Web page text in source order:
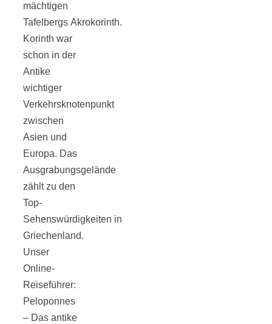
mächtigen
Tafelbergs Akrokorinth.
Korinth war
schon in der
Antike
wichtiger
Verkehrsknotenpunkt
zwischen
Asien und
Europa. Das
Ausgrabungsgelände
zählt zu den
Top-
Sehenswürdigkeiten in
Griechenland.
Unser
Online-
Reiseführer:
Peloponnes
– Das antike